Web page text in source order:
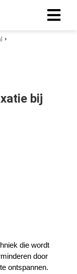
bij
die wordt
door
ontspannen.